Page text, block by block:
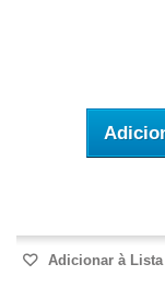
Adicionar à